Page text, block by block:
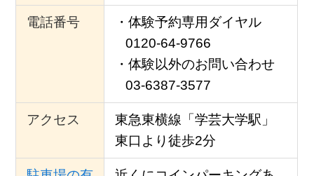
電話番号
・体験予約専用ダイヤル
0120-64-9766
・体験以外のお問い合わせ
03-6387-3577
アクセス
東急東横線「学芸大学駅」
東口より徒歩2分